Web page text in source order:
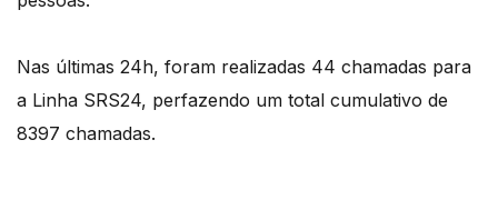
Nas últimas 24h, foram realizadas 44 chamadas para
a Linha SRS24, perfazendo um total cumulativo de
8397 chamadas.